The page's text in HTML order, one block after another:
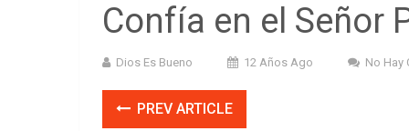
Confía en el Señor
Dios Es Bueno 12 Años Ago No Hay
PREV ARTICLE